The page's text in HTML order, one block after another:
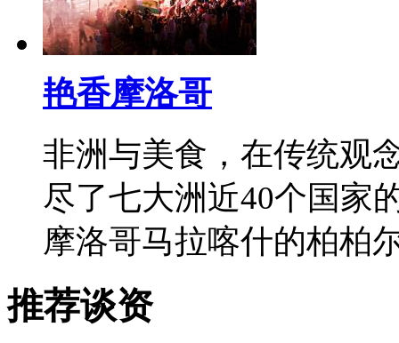
艳香摩洛哥
非洲与美食，在传统观
尽了七大洲近40个国家
摩洛哥马拉喀什的柏
推荐谈资